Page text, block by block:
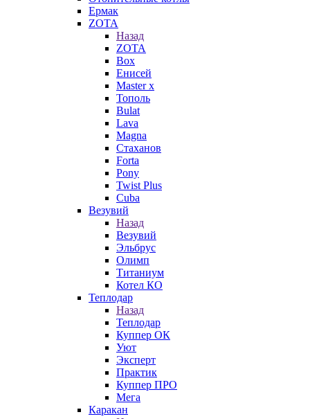
Ермак
ZOTA
Назад
ZOTA
Box
Енисей
Master x
Тополь
Bulat
Lava
Magna
Стаханов
Forta
Pony
Twist Plus
Cuba
Везувий
Назад
Везувий
Эльбрус
Олимп
Титаниум
Котел КО
Теплодар
Назад
Теплодар
Куппер ОК
Уют
Эксперт
Практик
Куппер ПРО
Мега
Каракан